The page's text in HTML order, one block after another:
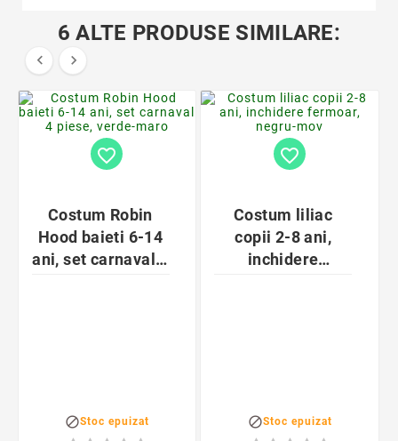
6 ALTE PRODUSE SIMILARE:
 
favorite_border
Costum Robin
Hood baieti 6-14
ani, set carnaval 4
Stoc epuizat
favorite_border
Costum liliac
copii 2-8 ani,
inchidere
Stoc epuizat